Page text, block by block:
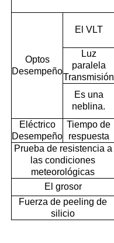
Optos
Desempeño
El VLT
Luz
paralela
Transmisión
Es una
neblina.
Eléctrico
Desempeño
Tiempo de
respuesta
Prueba de resistencia a
las condiciones
meteorológicas
El grosor
Fuerza de peeling de
silicio